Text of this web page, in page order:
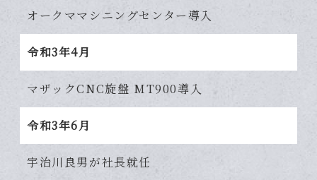
オークママシニングセンター導入
令和3年4月
マザックCNC旋盤 MT900導入
令和3年6月
宇治川良男が社長就任